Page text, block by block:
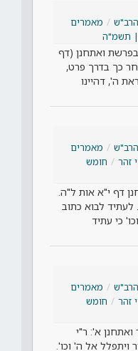
מאמרים
תשמ"ה
ואתחנן (דף
כך בדרך פרט,
ה', דהיינו
מאמרים
זהר
חומש
דף י"א אות ל"ה.
לעתיד לבוא כתוב
כי עתיד
מאמרים
זהר
חומש
א': ר"י
ויתפלל אל ה' וכו'.